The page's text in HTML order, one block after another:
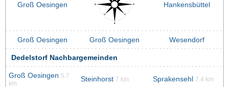
Groß Oesingen Hankensbüttel
Groß Oesingen Groß Oesingen Wesendorf
Dedelstorf Nachbargemeinden
Groß Oesingen 5.7
km
Steinhorst 7 km Sprakensehl 7.4 km